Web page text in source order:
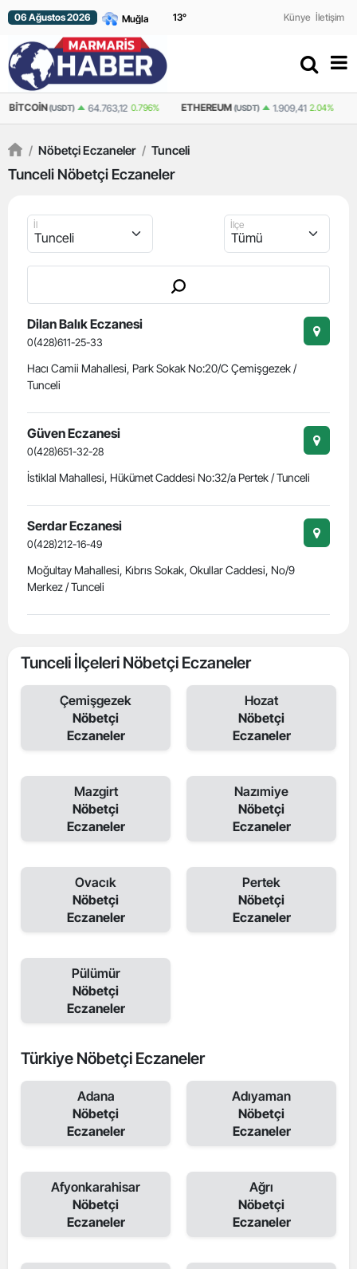
06 Ağustos 2026 13° Künye İletişim
BITCOIN(USDT) 64.763,12 0.796% ETHEREUM (USDT) 1.909,41 2.04%
/ Nöbetçi Eczaneler / Tunceli
Tunceli Nöbetçi Eczaneler
İl İlçe
Dilan Balık Eczanesi
0(428)611-25-33
Hacı Camii Mahallesi, Park Sokak No:20/C Çemişgezek /
Tunceli
Güven Eczanesi
0(428)651-32-28
İstiklal Mahallesi, Hükümet Caddesi No:32/a Pertek / Tunceli
Serdar Eczanesi
0(428)212-16-49
Moğultay Mahallesi, Kıbrıs Sokak, Okullar Caddesi, No/9
Merkez / Tunceli
Tunceli İlçeleri Nöbetçi Eczaneler
Çemişgezek
Nöbetçi
Eczaneler
Hozat
Nöbetçi
Eczaneler
Mazgirt
Nöbetçi
Eczaneler
Nazımiye
Nöbetçi
Eczaneler
Ovacık
Nöbetçi
Eczaneler
Pertek
Nöbetçi
Eczaneler
Pülümür
Nöbetçi
Eczaneler
Türkiye Nöbetçi Eczaneler
Adana
Nöbetçi
Eczaneler
Adıyaman
Nöbetçi
Eczaneler
Afyonkarahisar
Nöbetçi
Eczaneler
Ağrı
Nöbetçi
Eczaneler